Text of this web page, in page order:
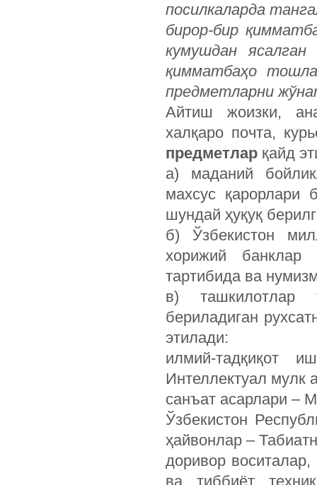
посилкаларда
бирор-бир
кумушдан
қимматбаҳо
предметларни
Айтиш жоизки,
халқаро почта,
предметлар қайд
а) маданий
махсус қарорлари
шундай ҳуқуқ
б) Ўзбекистон
хорижий банклар
тартибида ва
в) ташкилотлар
бериладиган
этилади:
илмий-тадқиқот
Интеллектуал мулк
санъат асарлари –
Ўзбекистон
ҳайвонлар –
доривор
ва тиббиёт